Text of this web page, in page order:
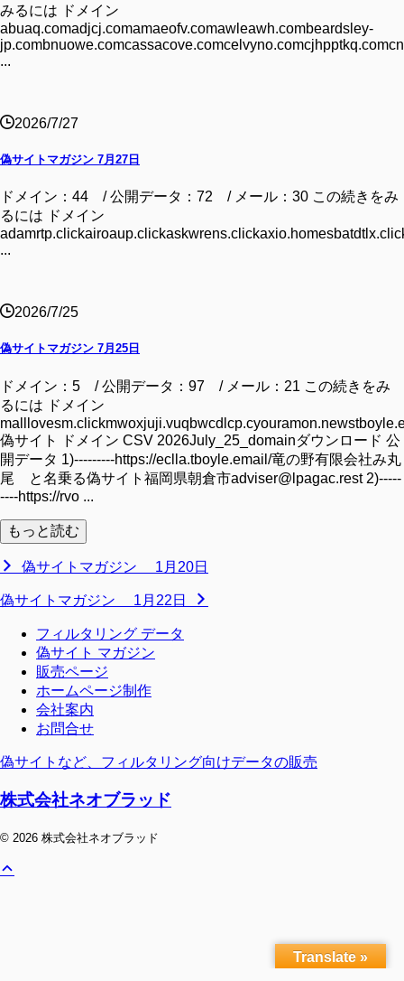
みるには ドメイン
abuaq.comadjcj.comamaeofv.comawleawh.combeardsley-
...
2026/7/27
偽サイトマガジン 7月27日
ドメイン：44 / 公開データ：72 / メール：30 この続きをみ
るには ドメイン
...
2026/7/25
偽サイトマガジン 7月25日
ドメイン：5 / 公開データ：97 / メール：21 この続きをみ
るには ドメイン
偽サイト ドメイン CSV 2026July_25_domainダウンロード 公
開データ 1)---------https://eclla.tboyle.email/竜の野有限会社み丸
尾 と名乗る偽サイト福岡県朝倉市adviser@lpagac.rest 2)-----
----https://rvo ...
もっと読む
偽サイトマガジン 1月20日
偽サイトマガジン 1月22日
フィルタリング データ
偽サイト マガジン
販売ページ
ホームページ制作
会社案内
お問合せ
偽サイトなど、フィルタリング向けデータの販売
株式会社ネオブラッド
© 2026 株式会社ネオブラッド
Translate »